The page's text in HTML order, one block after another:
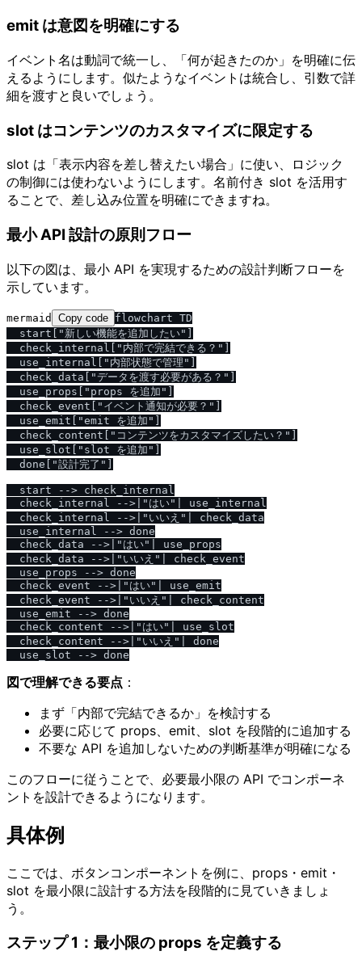
emit は意図を明確にする
イベント名は動詞で統一し、「何が起きたのか」を明確に伝
えるようにします。似たようなイベントは統合し、引数で詳
細を渡すと良いでしょう。
slot はコンテンツのカスタマイズに限定する
slot は「表示内容を差し替えたい場合」に使い、ロジック
の制御には使わないようにします。名前付き slot を活用す
ることで、差し込み位置を明確にできますね。
最小 API 設計の原則フロー
以下の図は、最小 API を実現するための設計判断フローを
示しています。
mermaid Copy code flowchart TD
  start["新しい機能を追加したい"]
  check_internal["内部で完結できる？"]
  use_internal["内部状態で管理"]
  check_data["データを渡す必要がある？"]
  use_props["props を追加"]
  check_event["イベント通知が必要？"]
  use_emit["emit を追加"]
  check_content["コンテンツをカスタマイズしたい？"]
  use_slot["slot を追加"]
  done["設計完了"]
  start --> check_internal
  check_internal -->|"はい"| use_internal
  check_internal -->|"いいえ"| check_data
  use_internal --> done
  check_data -->|"はい"| use_props
  check_data -->|"いいえ"| check_event
  use_props --> done
  check_event -->|"はい"| use_emit
  check_event -->|"いいえ"| check_content
  use_emit --> done
  check_content -->|"はい"| use_slot
  check_content -->|"いいえ"| done
図で理解できる要点 ：
まず「内部で完結できるか」を検討する
必要に応じて props、emit、slot を段階的に追加する
不要な API を追加しないための判断基準が明確になる
このフローに従うことで、必要最小限の API でコンポーネ
ントを設計できるようになります。
具体例
ここでは、ボタンコンポーネントを例に、props・emit・
slot を最小限に設計する方法を段階的に見ていきましょ
う。
ステップ 1：最小限の props を定義する